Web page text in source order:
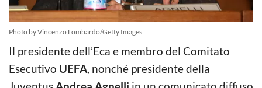
Photo by Vincenzo Lombardo/Getty Images
Il presidente dell’Eca e membro del Comitato
Esecutivo UEFA, nonché presidente della